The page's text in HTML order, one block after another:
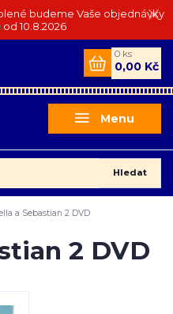
budeme Vaše objednávky
10.8.2026
Menu
Hledat
0 ks
0,00 Kč
a Sebastian 2 DVD
2 DVD